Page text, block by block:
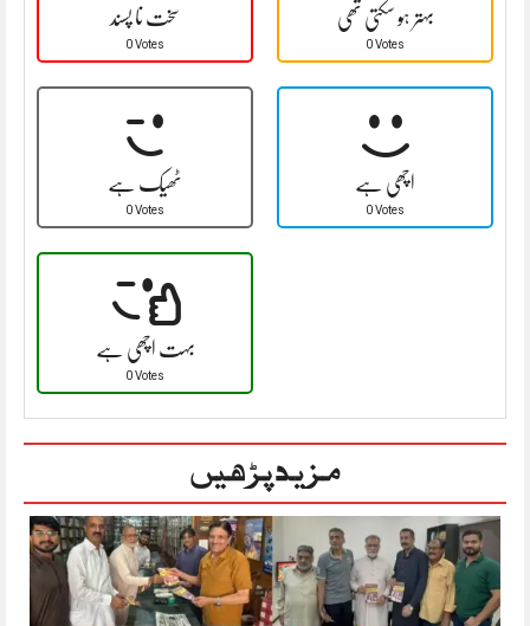
سخت نا پسند
0 Votes
بہتر ہو سکتی تھی
0 Votes
ٹھیک ہے
0 Votes
اچھی ہے
0 Votes
بہت اچھی ہے
0 Votes
مزید پڑھیں